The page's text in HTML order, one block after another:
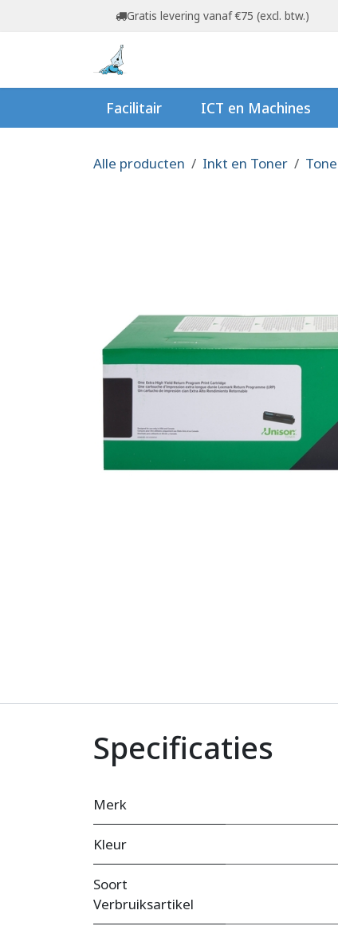
Overslaan naar inhoudGratis levering vanaf €75 (excl. btw.)
Facilitair ICT en Machines
Alle producten Inkt en Toner
Specificaties
Merk
Kleur
Soort
Verbruiksartikel